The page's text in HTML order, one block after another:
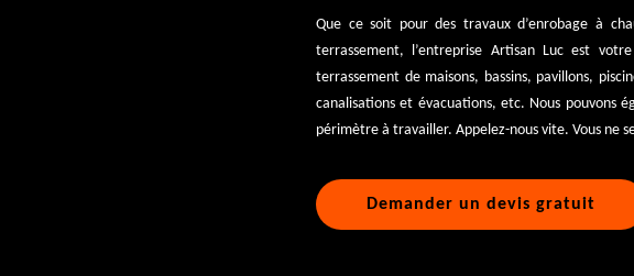
Que ce soit pour des travaux d’enrobage à
terrassement, l’entreprise Artisan Luc est
terrassement de maisons, bassins, pavillons,
canalisations et évacuations, etc. Nous pouvons
périmètre à travailler. Appelez-nous vite. Vous ne
Demander un devis gratuit